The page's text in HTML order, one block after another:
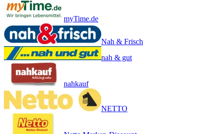
myTime.de
Nah & Frisch
nah & gut
nahkauf
NETTO